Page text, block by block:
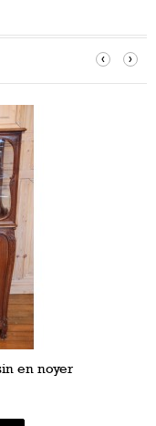
‹ ›
en noyer